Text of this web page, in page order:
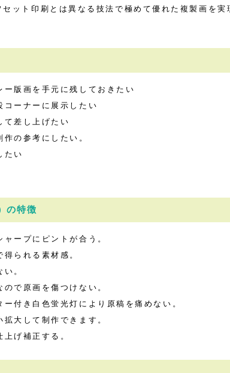
ット印刷とは異なる技法で極めて優れた複製画を実
ー版画を手元に残しておきたい
コーナーに展示したい
て差し上げたい
の参考にしたい。
たい
の特徴
ープにピントが合う。
られる素材感。
。
で原画を傷つけない。
付き白色蛍光灯により原稿を痛めない。
大して制作できます。
げ補正する。